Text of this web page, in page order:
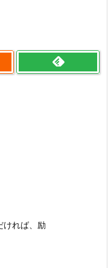
ければ、励